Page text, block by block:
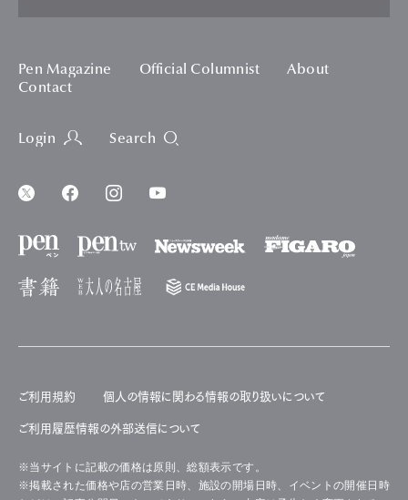
Pen Magazine Official Columnist
About
Contact
Login Search
ご利用規約 個人の情報に関わる情報の取り扱いについて
ご利用履歴情報の外部送信について
※当サイトに記載の価格は原則、総額表示です。
※掲載された価格や店の営業日時、施設の開場日時、イベントの開催日時